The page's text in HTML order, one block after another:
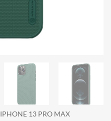
IPHONE 13 PRO MAX